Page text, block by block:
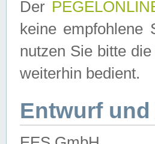
Der
keine empfohlene
nutzen Sie bitte die
weiterhin bedient.
Entwurf